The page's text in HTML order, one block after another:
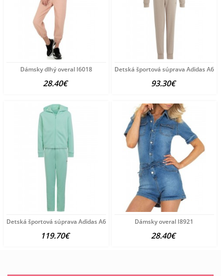
Dámsky dlhý overal I6018
28.40€
Detská športová súprava Adidas
93.30€
Detská športová súprava Adidas A6534
119.70€
Dámsky overal I8921
28.40€